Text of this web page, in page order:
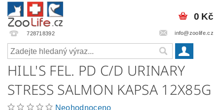
728718392 info@zoolife.cz
0 Kč
HILL'S FEL. PD C/D URINARY
STRESS SALMON KAPSA 12X85G
Neohodnoceno